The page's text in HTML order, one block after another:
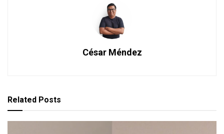
César Méndez
Related Posts